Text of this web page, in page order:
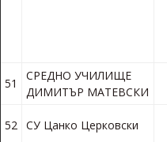
51
СРЕДНО УЧИЛИЩЕ
ДИМИТЪР МАТЕВСКИ
52 СУ Цанко Церковски